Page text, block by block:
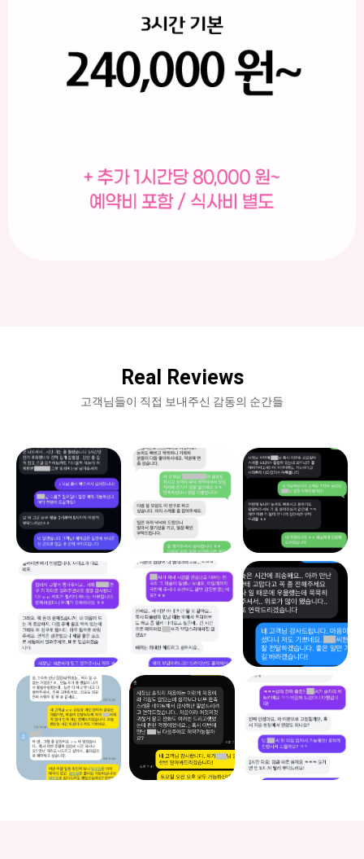
Real Reviews
고객님들이 직접 보내주신 감동의 순간들